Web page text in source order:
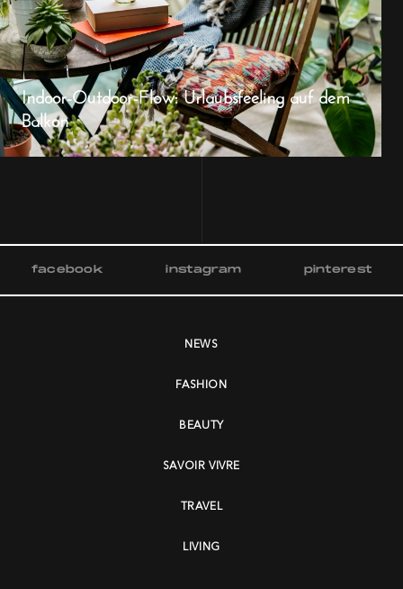
Indoor-Outdoor-Flow: Urlaubsfeeling auf dem
Balkon
facebook instagram pinterest
NEWS
FASHION
BEAUTY
SAVOIR VIVRE
TRAVEL
LIVING